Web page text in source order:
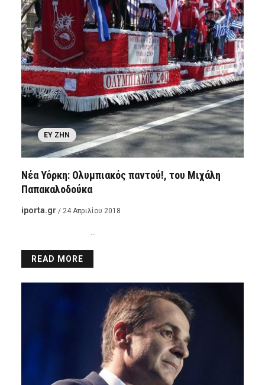
ΕΥ ΖΗΝ
Νέα Υόρκη: Ολυμπιακός παντού!, του Μιχάλη
Παπακαλοδούκα
iporta.gr / 24 Απριλίου 2018
READ MORE